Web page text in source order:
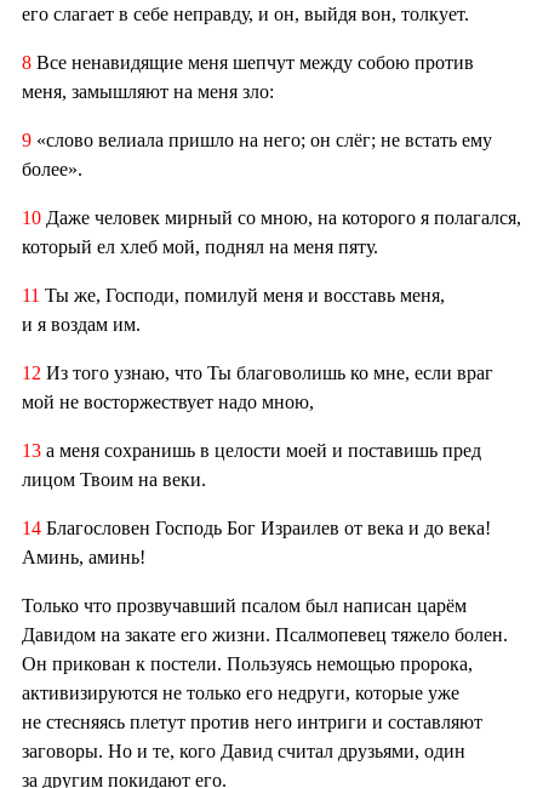
его слагает в себе неправду, и он, выйдя вон, толкует.
8 Все ненавидящие меня шепчут между собою против
меня, замышляют на меня зло:
9 «слово велиала пришло на него; он слёг; не встать ему
более».
10 Даже человек мирный со мною, на которого я полагался,
который ел хлеб мой, поднял на меня пяту.
11 Ты же, Господи, помилуй меня и восставь меня,
и я воздам им.
12 Из того узнаю, что Ты благоволишь ко мне, если враг
мой не восторжествует надо мною,
13 а меня сохранишь в целости моей и поставишь пред
лицом Твоим на веки.
14 Благословен Господь Бог Израилев от века и до века!
Аминь, аминь!
Только что прозвучавший псалом был написан царём
Давидом на закате его жизни. Псалмопевец тяжело болен.
Он прикован к постели. Пользуясь немощью пророка,
активизируются не только его недруги, которые уже
не стесняясь плетут против него интриги и составляют
заговоры. Но и те, кого Давид считал друзьями, один
за другим покидают его.